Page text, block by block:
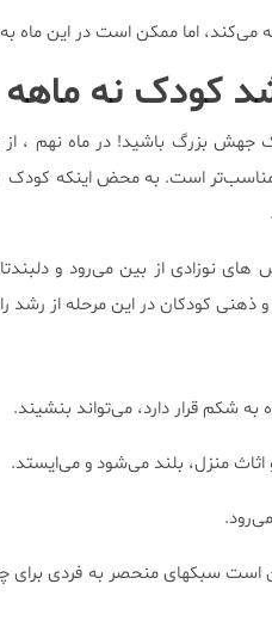
می‌کند، اما ممکن است در این ماه
کودک نه ماهه
جهش بزرگ باشید! در ماه نهم ،
مناسب‌تر است. به محض اینکه
های نوزادی از بین می‌رود و
کودکان در این مرحله از رشد
به شکم قرار دارد، می‌تواند بنشیند.
و اثاث منزل، بلند می‌شود و می‌ایستد.
است سبکهای منحصر به فردی برای